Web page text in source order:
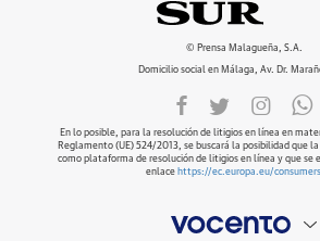
© Prensa Malagueña, S.A.
Domicilio social en Málaga, Av. Dr.
En lo posible, para la resolución de litigios en línea en
Reglamento (UE) 524/2013, se buscará la posibilidad que
como plataforma de resolución de litigios en línea y que se
enlace https://ec.europa.eu/